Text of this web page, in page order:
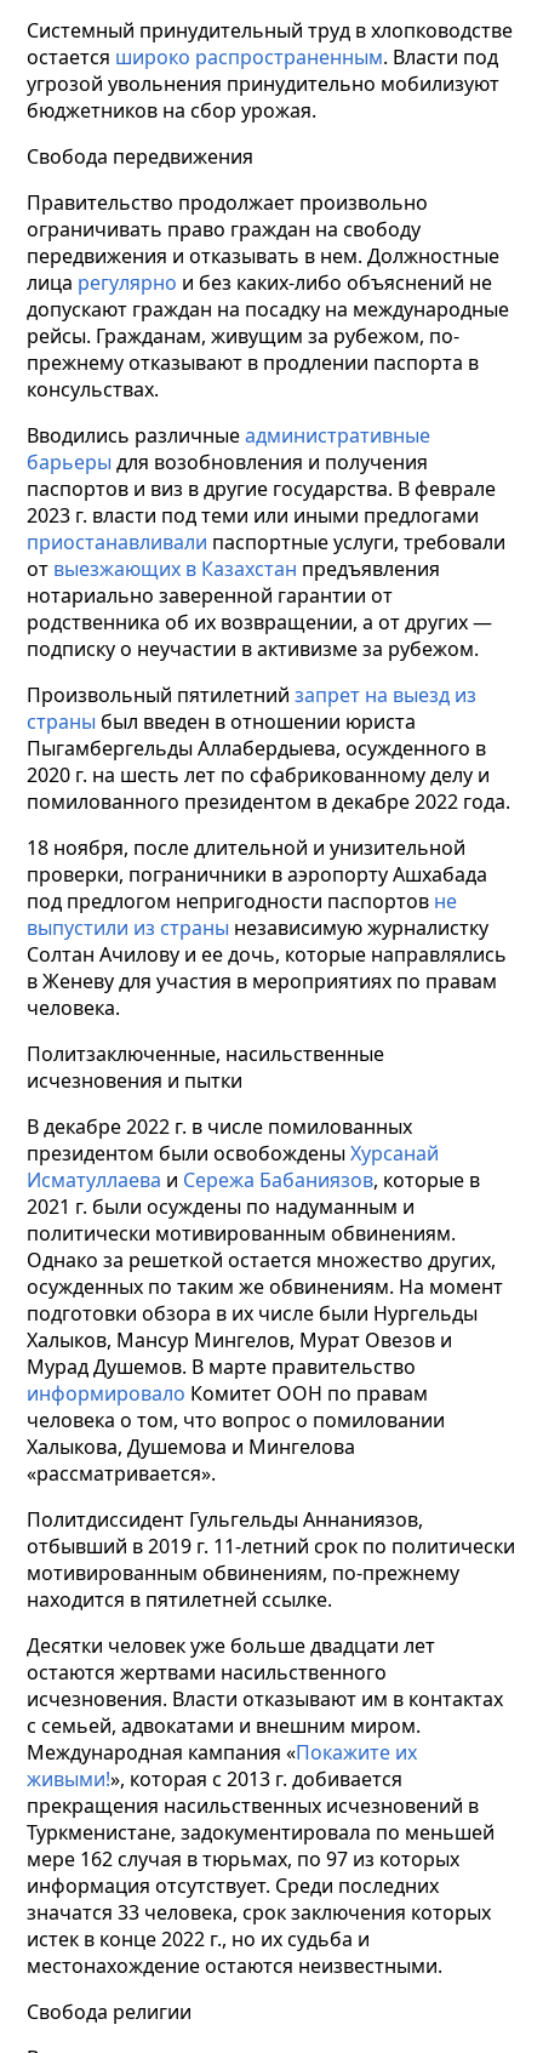
Системный принудительный труд в хлопководстве
остается широко распространенным. Власти под
угрозой увольнения принудительно мобилизуют
бюджетников на сбор урожая.
Свобода передвижения
Правительство продолжает произвольно
ограничивать право граждан на свободу
передвижения и отказывать в нем. Должностные
лица регулярно и без каких-либо объяснений не
допускают граждан на посадку на международные
рейсы. Гражданам, живущим за рубежом, по-
прежнему отказывают в продлении паспорта в
консульствах.
Вводились различныеадминистративные
барьеры для возобновления и получения
паспортов и виз в другие государства. В феврале
2023 г. власти под теми или иными предлогами
приостанавливали паспортные услуги, требовали
от выезжающих в Казахстан предъявления
нотариально заверенной гарантии от
родственника об их возвращении, а от других —
подписку о неучастии в активизме за рубежом.
Произвольный пятилетнийзапрет на выезд из
страны был введен в отношении юриста
Пыгамбергельды Аллабердыева, осужденного в
2020 г. на шесть лет по сфабрикованному делу и
помилованного президентом в декабре 2022 года.
18 ноября, после длительной и унизительной
проверки, пограничники в аэропорту Ашхабада
под предлогом непригодности паспортов не
выпустили из страны независимую журналистку
Солтан Ачилову и ее дочь, которые направлялись
в Женеву для участия в мероприятиях по правам
человека.
Политзаключенные, насильственные
исчезновения и пытки
В декабре 2022 г. в числе помилованных
президентом были освобожденыХурсанай
Исматуллаева и Сережа Бабаниязов, которые в
2021 г. были осуждены по надуманным и
политически мотивированным обвинениям.
Однако за решеткой остается множество других,
осужденных по таким же обвинениям. На момент
подготовки обзора в их числе были Нургельды
Халыков, Мансур Мингелов, Мурат Овезов и
Мурад Душемов. В марте правительство
информировало Комитет ООН по правам
человека о том, что вопрос о помиловании
Халыкова, Душемова и Мингелова
«рассматривается».
Политдиссидент Гульгельды Аннаниязов,
отбывший в 2019 г. 11-летний срок по политически
мотивированным обвинениям, по-прежнему
находится в пятилетней ссылке.
Десятки человек уже больше двадцати лет
остаются жертвами насильственного
исчезновения. Власти отказывают им в контактах
с семьей, адвокатами и внешним миром.
Международная кампания «Покажите их
живыми!», которая с 2013 г. добивается
прекращения насильственных исчезновений в
Туркменистане, задокументировала по меньшей
мере 162 случая в тюрьмах, по 97 из которых
информация отсутствует. Среди последних
значатся 33 человека, срок заключения которых
истек в конце 2022 г., но их судьба и
местонахождение остаются неизвестными.
Свобода религии